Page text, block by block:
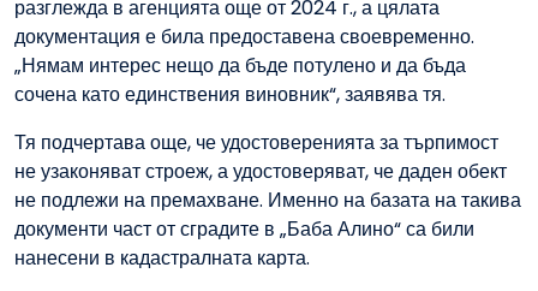
разглежда в агенцията още от 2024 г., а цялата
документация е била предоставена своевременно.
„Нямам интерес нещо да бъде потулено и да бъда
сочена като единствения виновник“, заявява тя.
Тя подчертава още, че удостоверенията за търпимост
не узаконяват строеж, а удостоверяват, че даден обект
не подлежи на премахване. Именно на базата на такива
документи част от сградите в „Баба Алино“ са били
нанесени в кадастралната карта.